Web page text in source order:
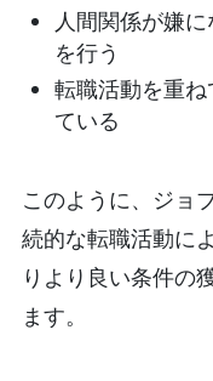
人間関係が嫌
を行う
転職活動を重
ている
このように、ジョ
続的な転職活動に
りより良い条件の
ます。